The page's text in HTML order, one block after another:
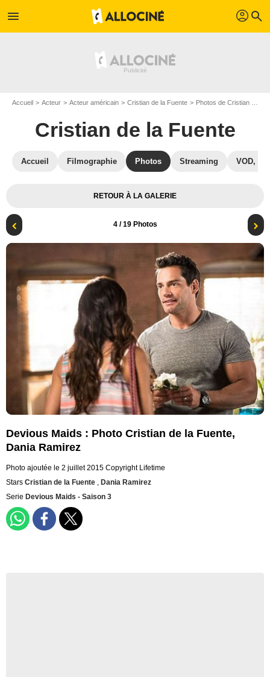
menu profil search
Accueil Acteur Acteur américain Cristian de la Fuente Photos de Cristian de la Fuente
Cristian de la Fuente
Accueil Filmographie Photos Streaming VOD,
RETOUR À LA GALERIE
4/ 19 Photos
Devious Maids : Photo Cristian de la Fuente,
Dania Ramirez
Photo ajoutée le 2 juillet 2015 Copyright Lifetime
Stars Cristian de la Fuente , Dania Ramirez
Serie Devious Maids - Saison 3